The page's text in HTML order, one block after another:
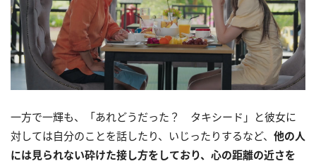
一方で一輝も、「あれどうだった？ タキシード」と彼女に
対しては自分のことを話したり、いじったりするなど、 他の人
には見られない砕けた接し方をしており、心の距離の近さを